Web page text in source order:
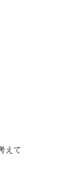
えて